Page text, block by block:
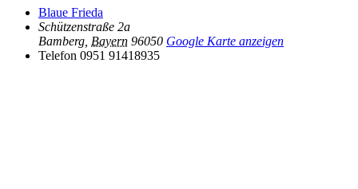
Blaue Frieda
Schützenstraße 2a
Bamberg Bayern 96050 Google Karte anzeigen
Telefon 0951 91418935